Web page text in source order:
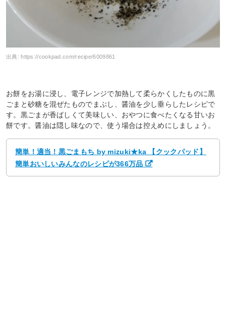
出典:https://cookpad.com/recipe/6009861
お餅をお湯に浸し、電子レンジで加熱して柔らかくしたものに黒
ごまと砂糖を混ぜたものでまぶし、醤油を少し垂らしたレシピで
す。黒ごまが香ばしくて美味しい、おやつに食べたくなる甘いお
餅です。醤油は隠し味なので、使う場合は控えめにしましょう。
簡単！適当！黒ごまもち by mizuki★ka 【クックパッド】
簡単おいしいみんなのレシピが366万品